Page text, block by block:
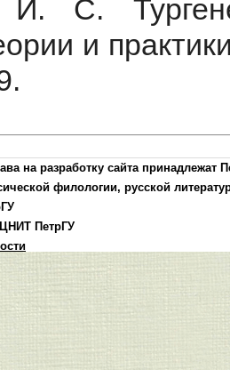
И. С.
и
на разработку сайта принадлежат
филологии, русской
ПетрГУ